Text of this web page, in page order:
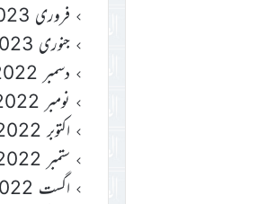
فروری 2023
جنوری 2023
دسمبر 2022
نومبر 2022
اکتوبر 2022
ستمبر 2022
اگست 2022